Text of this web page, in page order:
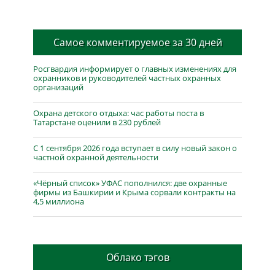
Самое комментируемое за 30 дней
Росгвардия информирует о главных изменениях для
охранников и руководителей частных охранных
организаций
Охрана детского отдыха: час работы поста в
Татарстане оценили в 230 рублей
С 1 сентября 2026 года вступает в силу новый закон о
частной охранной деятельности
«Чёрный список» УФАС пополнился: две охранные
фирмы из Башкирии и Крыма сорвали контракты на
4,5 миллиона
Облако тэгов